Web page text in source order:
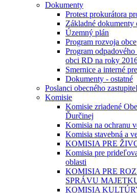
Dokumenty
Protest prokurátora
Základné dokumenty
Územný plán
Program rozvoja obce
Program
obci RD na roky
Smernice a interné
Dokumenty - ostatné
Poslanci obecného
Komisie
Komisie zriadené
Ďurčinej
Komisia na ochranu
Komisia stavebná a
KOMISIA PRE
Komisia pre
oblasti
KOMISIA PRE
SPRÁVU
KOMISIA